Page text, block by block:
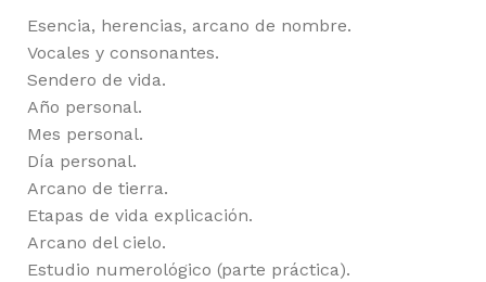
Esencia, herencias, arcano de nombre.
Vocales y consonantes.
Sendero de vida.
Año personal.
Mes personal.
Día personal.
Arcano de tierra.
Etapas de vida explicación.
Arcano del cielo.
Estudio numerológico (parte práctica).